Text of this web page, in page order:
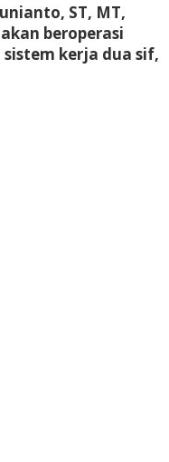
ST, MT,
beroperasi
sistem kerja dua sif,